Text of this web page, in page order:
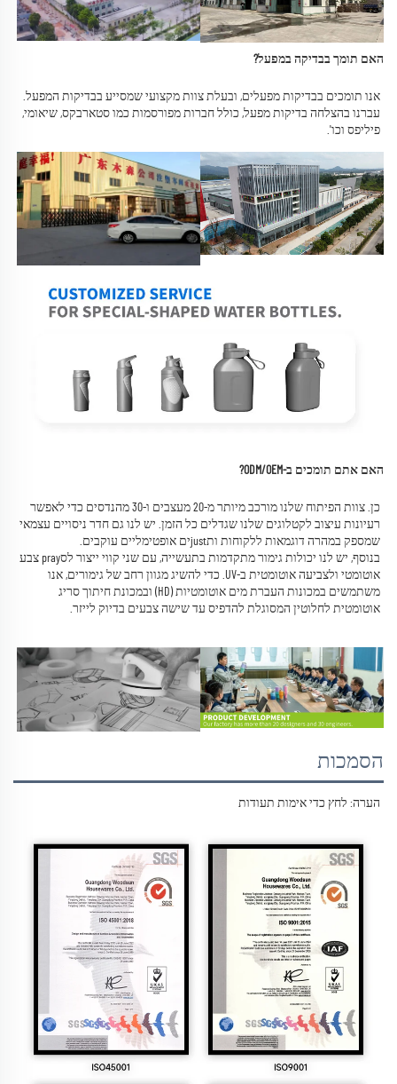
האם תומך בבדיקה במפעל?
פיליפס וכו'.
האם אתם תומכים ב-ODM/OEM?
רעיונות עיצוב לקטלוגים שלנו שגדלים כל הזמן.
שמספק במהרה דוגמאות ללקוחות ותjustים אופטימליים עוקבים.
אוטומטית לחלוטין המסוגלת להדפיס עד שישה צבעים בדיוק לייזר.
הסמכות
הערה: לחץ כדי אימות תעודות